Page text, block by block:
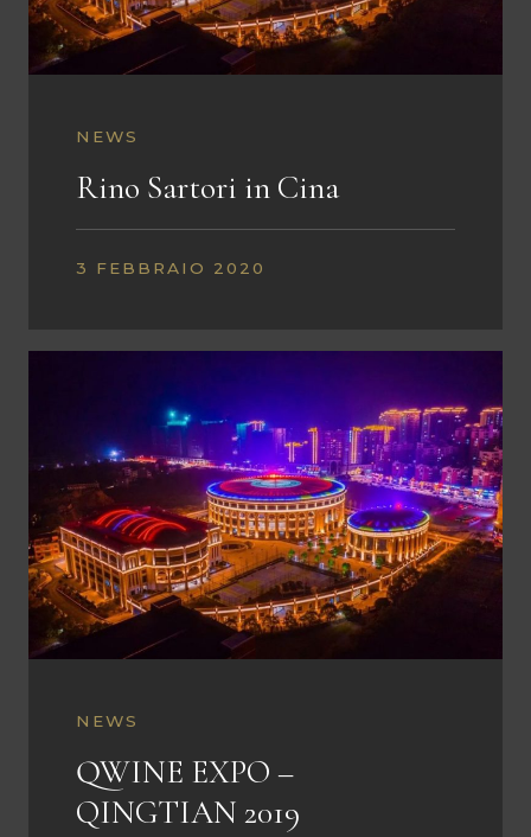
NEWS
Rino Sartori in Cina
3 FEBBRAIO 2020
NEWS
QWINE EXPO –
QINGTIAN 2019